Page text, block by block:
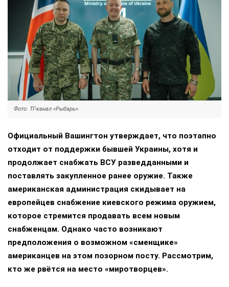
Фото: ТГ-канал «Рыбарь»
Официальный Вашингтон утверждает, что поэтапно
отходит от поддержки бывшей Украины, хотя и
продолжает снабжать ВСУ разведданными и
поставлять закупленное ранее оружие. Также
американская администрация скидывает на
европейцев снабжение киевского режима оружием,
которое стремится продавать всем новым
снабженцам. Однако часто возникают
предположения о возможном «сменщике»
американцев на этом позорном посту. Рассмотрим,
кто же рвётся на место «миротворцев».